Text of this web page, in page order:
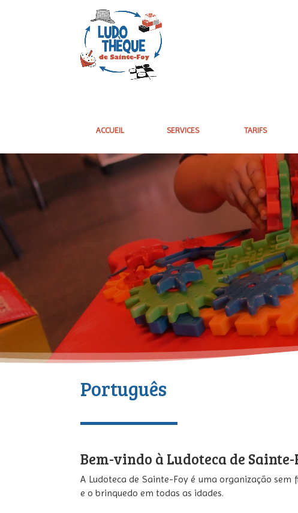
ACCUEIL SERVICES TARIFS
Português
Bem-vindo à Ludoteca de Sainte-
A Ludoteca de Sainte-Foy é uma organização
e o brinquedo em todas as idades.